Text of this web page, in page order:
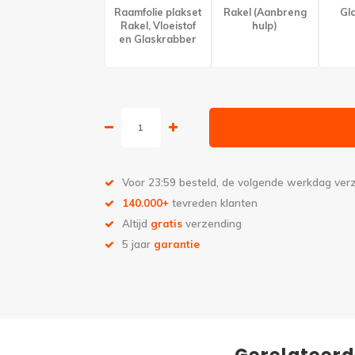
Raamfolie plakset
Rakel, Vloeistof
en Glaskrabber
Rakel (Aanbreng
hulp)
Voor 23:59 besteld, de volgende werkdag
140.000+ tevreden klanten
Altijd gratis verzending
5 jaar garantie